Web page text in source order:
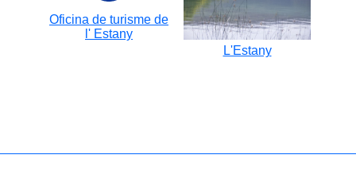
Oficina de turisme de
l' Estany
L'Estany